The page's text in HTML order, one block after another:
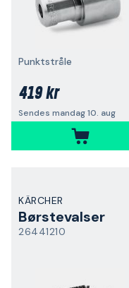
Punktstråle
419 kr
Sendes mandag 10. aug
KÄRCHER
Børstevalser
26441210